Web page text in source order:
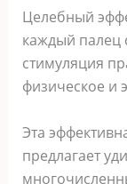
Целебный
каждый палец
стимуляция
физическое и
Эта
предлагает